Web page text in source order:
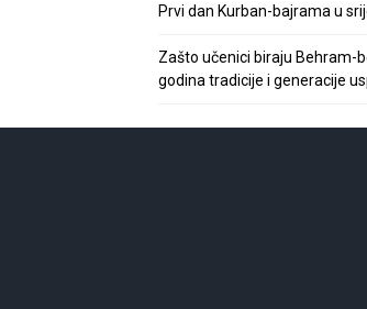
Prvi dan Kurban-bajrama u
Zašto učenici biraju Behram-
godina tradicije i generacije